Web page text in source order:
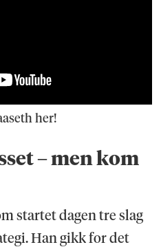
her!
– men kom
startet dagen tre slag
Han gikk for det